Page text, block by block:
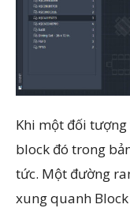
Khi một đối tượng
block đó trong
tức. Một đường
xung quanh